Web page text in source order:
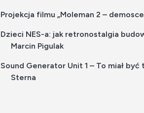
Projekcja filmu „Moleman 2 –
Dzieci NES-a: jak retronostalgia
Marcin Pigulak
Sound Generator Unit 1 – To miał
Sterna